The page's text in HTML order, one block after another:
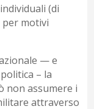
(di
per motivi
— e
– la
non assumere i
attraverso